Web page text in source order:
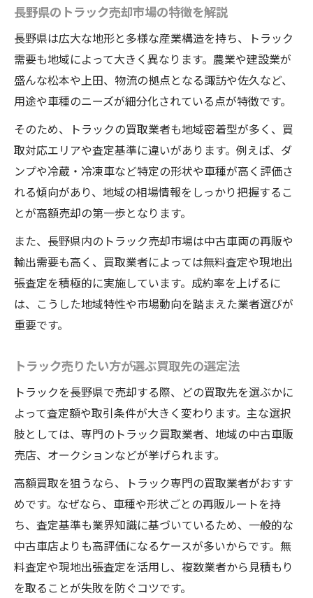
長野県のトラック売却市場の特徴を解説
長野県は広大な地形と多様な産業構造を持ち、トラック
需要も地域によって大きく異なります。農業や建設業が
盛んな松本や上田、物流の拠点となる諏訪や佐久など、
用途や車種のニーズが細分化されている点が特徴です。
そのため、トラックの買取業者も地域密着型が多く、買
取対応エリアや査定基準に違いがあります。例えば、ダ
ンプや冷蔵・冷凍車など特定の形状や車種が高く評価さ
れる傾向があり、地域の相場情報をしっかり把握するこ
とが高額売却の第一歩となります。
また、長野県内のトラック売却市場は中古車両の再販や
輸出需要も高く、買取業者によっては無料査定や現地出
張査定を積極的に実施しています。成約率を上げるに
は、こうした地域特性や市場動向を踏まえた業者選びが
重要です。
トラック売りたい方が選ぶ買取先の選定法
トラックを長野県で売却する際、どの買取先を選ぶかに
よって査定額や取引条件が大きく変わります。主な選択
肢としては、専門のトラック買取業者、地域の中古車販
売店、オークションなどが挙げられます。
高額買取を狙うなら、トラック専門の買取業者がおすす
めです。なぜなら、車種や形状ごとの再販ルートを持
ち、査定基準も業界知識に基づいているため、一般的な
中古車店よりも高評価になるケースが多いからです。無
料査定や現地出張査定を活用し、複数業者から見積もり
を取ることが失敗を防ぐコツです。